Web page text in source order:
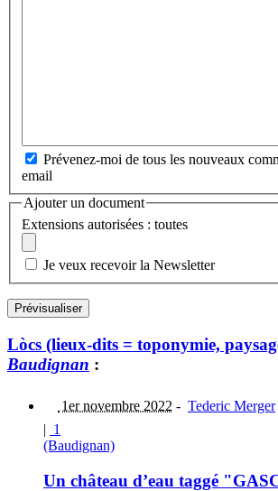
Prévenez-moi de tous les nouveaux
email
Ajouter un document
Extensions autorisées : toutes
Je veux recevoir la Newsletter
Lòcs (lieux-dits = toponymie,
Baudignan :
1er novembre 2022 - Tederic Merger
| 1
(Baudignan)
Un château d’eau taggé